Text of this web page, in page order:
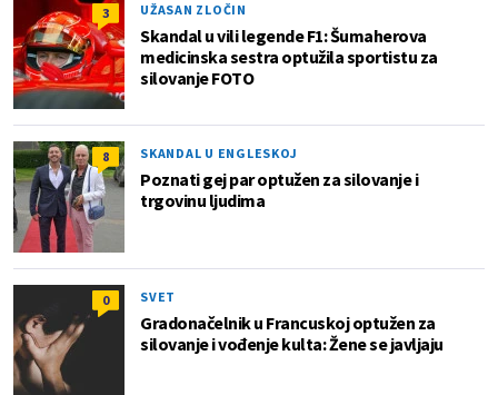
3 UŽASAN ZLOČIN
Skandal u vili legende F1: Šumaherova
medicinska sestra optužila sportistu za
silovanje FOTO
8 SKANDAL U ENGLESKOJ
Poznati gej par optužen za silovanje i
trgovinu ljudima
0 SVET
Gradonačelnik u Francuskoj optužen za
silovanje i vođenje kulta: Žene se javljaju